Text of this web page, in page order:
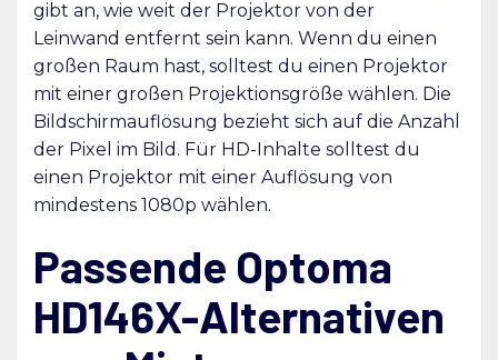
gibt an, wie weit der Projektor von der
Leinwand entfernt sein kann. Wenn du einen
großen Raum hast, solltest du einen Projektor
mit einer großen Projektionsgröße wählen. Die
Bildschirmauflösung bezieht sich auf die Anzahl
der Pixel im Bild. Für HD-Inhalte solltest du
einen Projektor mit einer Auflösung von
mindestens 1080p wählen.
Passende Optoma
HD146X-Alternativen